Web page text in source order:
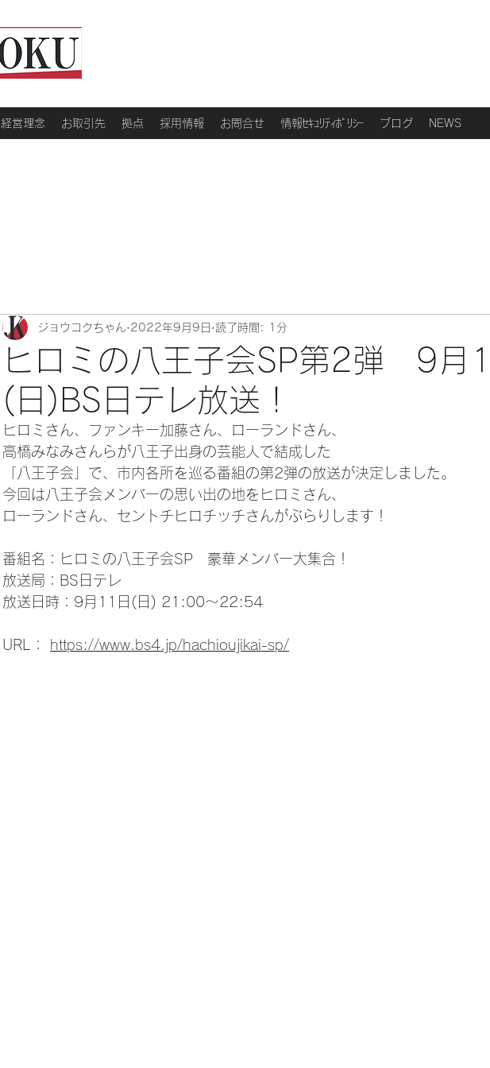
経営理念 お取引先 拠点 採用情報 お問合せ 情報ｾｷｭﾘﾃｨﾎﾟﾘｼｰ ブログ NEWS
ヒロミの八王子会SP第2弾 9月
(日)BS日テレ放送！
ジョウコクちゃん 2022年9月9日 読了時間: 1分
ヒロミさん、ファンキー加藤さん、ローランドさん、
高橋みなみさんらが八王子出身の芸能人で結成した
「八王子会」で、市内各所を巡る番組の第2弾の放送が決定しました。
今回は八王子会メンバーの思い出の地をヒロミさん、
ローランドさん、セントチヒロチッチさんがぶらりします！
番組名：ヒロミの八王子会SP　豪華メンバー大集合！
放送局：BS日テレ
放送日時：9月11日(日) 21:00～22:54
URL： https://www.bs4.jp/hachioujikai-sp/